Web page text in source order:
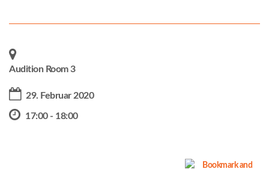
Audition Room 3
29. Februar 2020
17:00 - 18:00